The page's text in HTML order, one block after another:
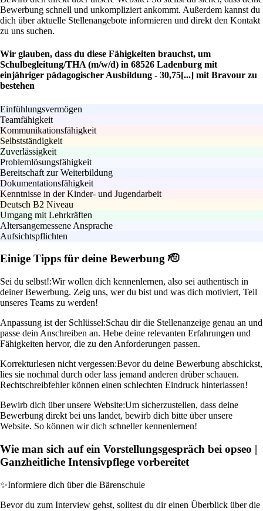
Bewerbung schnell und unkompliziert ankommt. Außerdem kannst du
dich über aktuelle Stellenangebote informieren und direkt den Kontakt
zu uns suchen.
Wir glauben, dass du diese Fähigkeiten brauchst, um
Schulbegleitung/THA (m/w/d) in 68526 Ladenburg mit
einjähriger pädagogischer Ausbildung - 30,75[...] mit Bravour zu
bestehen
Einfühlungsvermögen
Teamfähigkeit
Kommunikationsfähigkeit
Selbstständigkeit
Zuverlässigkeit
Problemlösungsfähigkeit
Bereitschaft zur Weiterbildung
Dokumentationsfähigkeit
Kenntnisse in der Kinder- und Jugendarbeit
Deutsch B2 Niveau
Umgang mit Lehrkräften
Altersangemessene Ansprache
Aufsichtspflichten
Einige Tipps für deine Bewerbung 🫡
Sei du selbst!:Wir wollen dich kennenlernen, also sei authentisch in
deiner Bewerbung. Zeig uns, wer du bist und was dich motiviert, Teil
unseres Teams zu werden!
Anpassung ist der Schlüssel:Schau dir die Stellenanzeige genau an und
passe dein Anschreiben an. Hebe deine relevanten Erfahrungen und
Fähigkeiten hervor, die zu den Anforderungen passen.
Korrekturlesen nicht vergessen:Bevor du deine Bewerbung abschickst,
lies sie nochmal durch oder lass jemand anderen drüber schauen.
Rechtschreibfehler können einen schlechten Eindruck hinterlassen!
Bewirb dich über unsere Website:Um sicherzustellen, dass deine
Bewerbung direkt bei uns landet, bewirb dich bitte über unsere
Website. So können wir dich schneller kennenlernen!
Wie man sich auf ein Vorstellungsgespräch bei opseo |
Ganzheitliche Intensivpflege vorbereitet
✨Informiere dich über die Bärenschule
Bevor du zum Interview gehst, solltest du dir einen Überblick über die